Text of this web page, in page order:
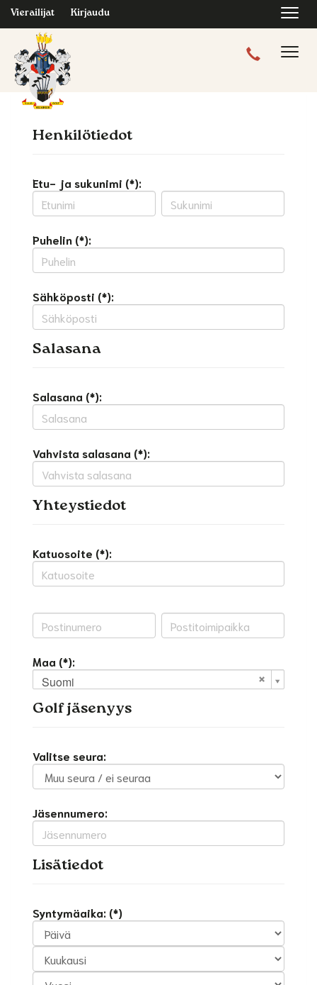
Vierailijat Kirjaudu
Henkilötiedot
Etu- ja sukunimi (*):
Puhelin (*):
Sähköposti (*):
Salasana
Salasana (*):
Vahvista salasana (*):
Yhteystiedot
Katuosoite (*):
Maa (*):
Suomi
Golf jäsenyys
Valitse seura:
Jäsennumero:
Lisätiedot
Syntymäaika: (*)